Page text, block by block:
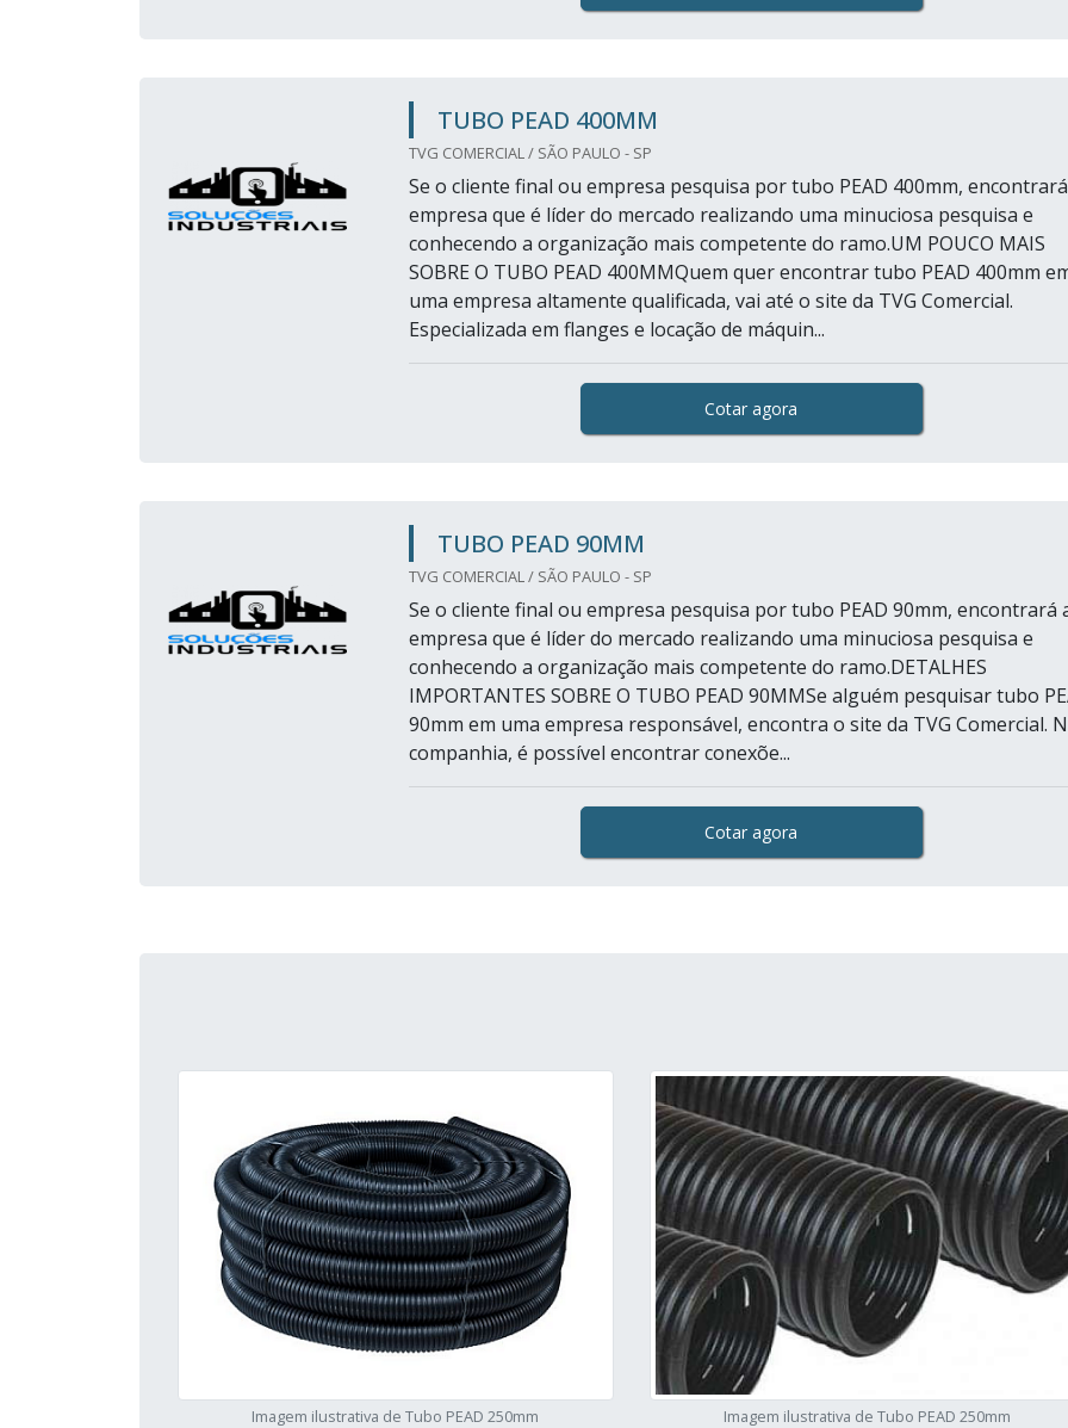
TUBO PEAD 400MM
TVG COMERCIAL / SÃO PAULO - SP
Se o cliente final ou empresa pesquisa por tubo PEAD 400mm,
empresa que é líder do mercado realizando uma minuciosa pesquisa e
conhecendo a organização mais competente do ramo.UM POUCO MAIS
SOBRE O TUBO PEAD 400MMQuem quer encontrar tubo PEAD 400mm
uma empresa altamente qualificada, vai até o site da TVG Comercial.
Especializada em flanges e locação de máquin...
Cotar agora
TUBO PEAD 90MM
TVG COMERCIAL / SÃO PAULO - SP
Se o cliente final ou empresa pesquisa por tubo PEAD 90mm, encontrará
empresa que é líder do mercado realizando uma minuciosa pesquisa e
conhecendo a organização mais competente do ramo.DETALHES
IMPORTANTES SOBRE O TUBO PEAD 90MMSe alguém pesquisar tubo
90mm em uma empresa responsável, encontra o site da TVG Comercial.
companhia, é possível encontrar conexõe...
Cotar agora
Imagem ilustrativa de Tubo PEAD 250mm Imagem ilustrativa de Tubo PEAD 250mm